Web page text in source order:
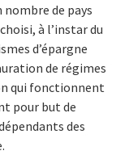
nombre de pays
à l’instar du
d’épargne
de régimes
qui fonctionnent
pour but de
des